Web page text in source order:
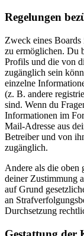
Regelungen
Zweck eines Boards
zu ermöglichen. Du
Profils und die von
zugänglich sein
einzelne
(z. B. andere
sind. Wenn du
Informationen im
Mail-Adresse aus
Betreiber und von
zugänglich.
Andere als die oben
deiner Zustimmung
auf Grund
an
Durchsetzung